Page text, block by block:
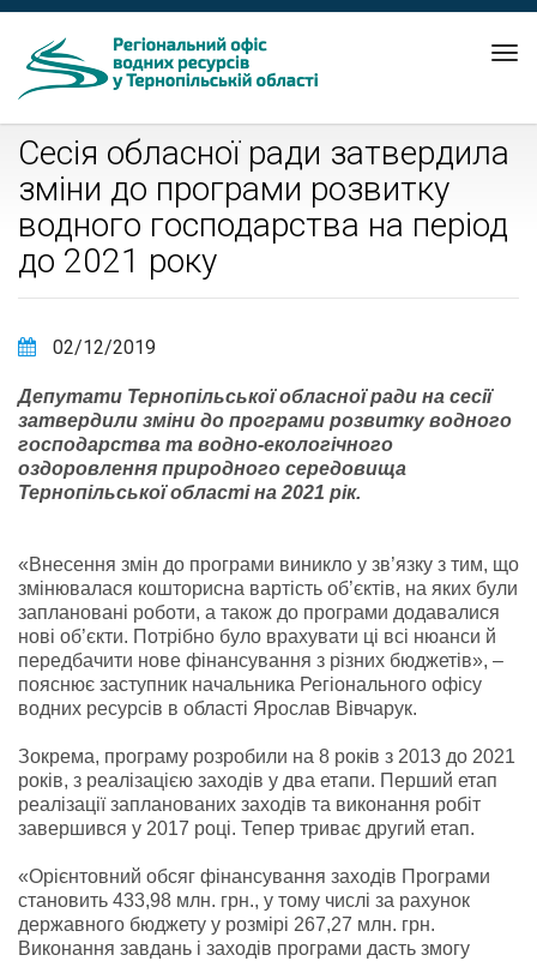
Сесія обласної ради затвердила
зміни до програми розвитку
водного господарства на період
до 2021 року
02/12/2019
Депутати Тернопільської обласної ради на сесії
затвердили зміни до програми розвитку водного
господарства та водно-екологічного
оздоровлення природного середовища
Тернопільської області на 2021 рік.
«Внесення змін до програми виникло у зв’язку з тим, що
змінювалася кошторисна вартість об’єктів, на яких були
заплановані роботи, а також до програми додавалися
нові об’єкти. Потрібно було врахувати ці всі нюанси й
передбачити нове фінансування з різних бюджетів», –
пояснює заступник начальника Регіонального офісу
водних ресурсів в області Ярослав Вівчарук.
Зокрема, програму розробили на 8 років з 2013 до 2021
років, з реалізацією заходів у два етапи. Перший етап
реалізації запланованих заходів та виконання робіт
завершився у 2017 році. Тепер триває другий етап.
«Орієнтовний обсяг фінансування заходів Програми
становить 433,98 млн. грн., у тому числі за рахунок
державного бюджету у розмірі 267,27 млн. грн.
Виконання завдань і заходів програми дасть змогу